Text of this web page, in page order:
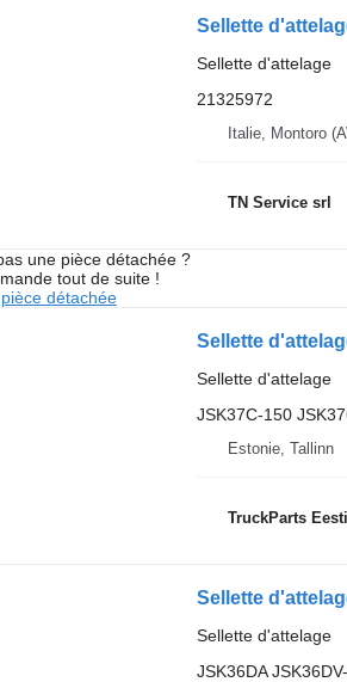
Sellette
Sellette d'attelage
21325972
Italie, Montoro
TN Service srl
une pièce détachée ?
tout de suite !
détachée
Sellette d'attelage
JSK37C-150
Estonie, Tallinn
TruckParts
Sellette d'attelage
JSK36DA